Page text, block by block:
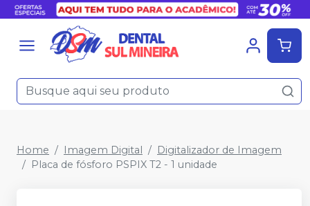
Home Imagem Digital
Digitalizador de Imagem
Placa de fósforo PSPIX T2 - 1 unidade